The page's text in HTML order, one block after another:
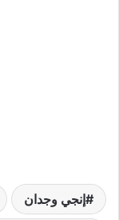
إنجي وجدان